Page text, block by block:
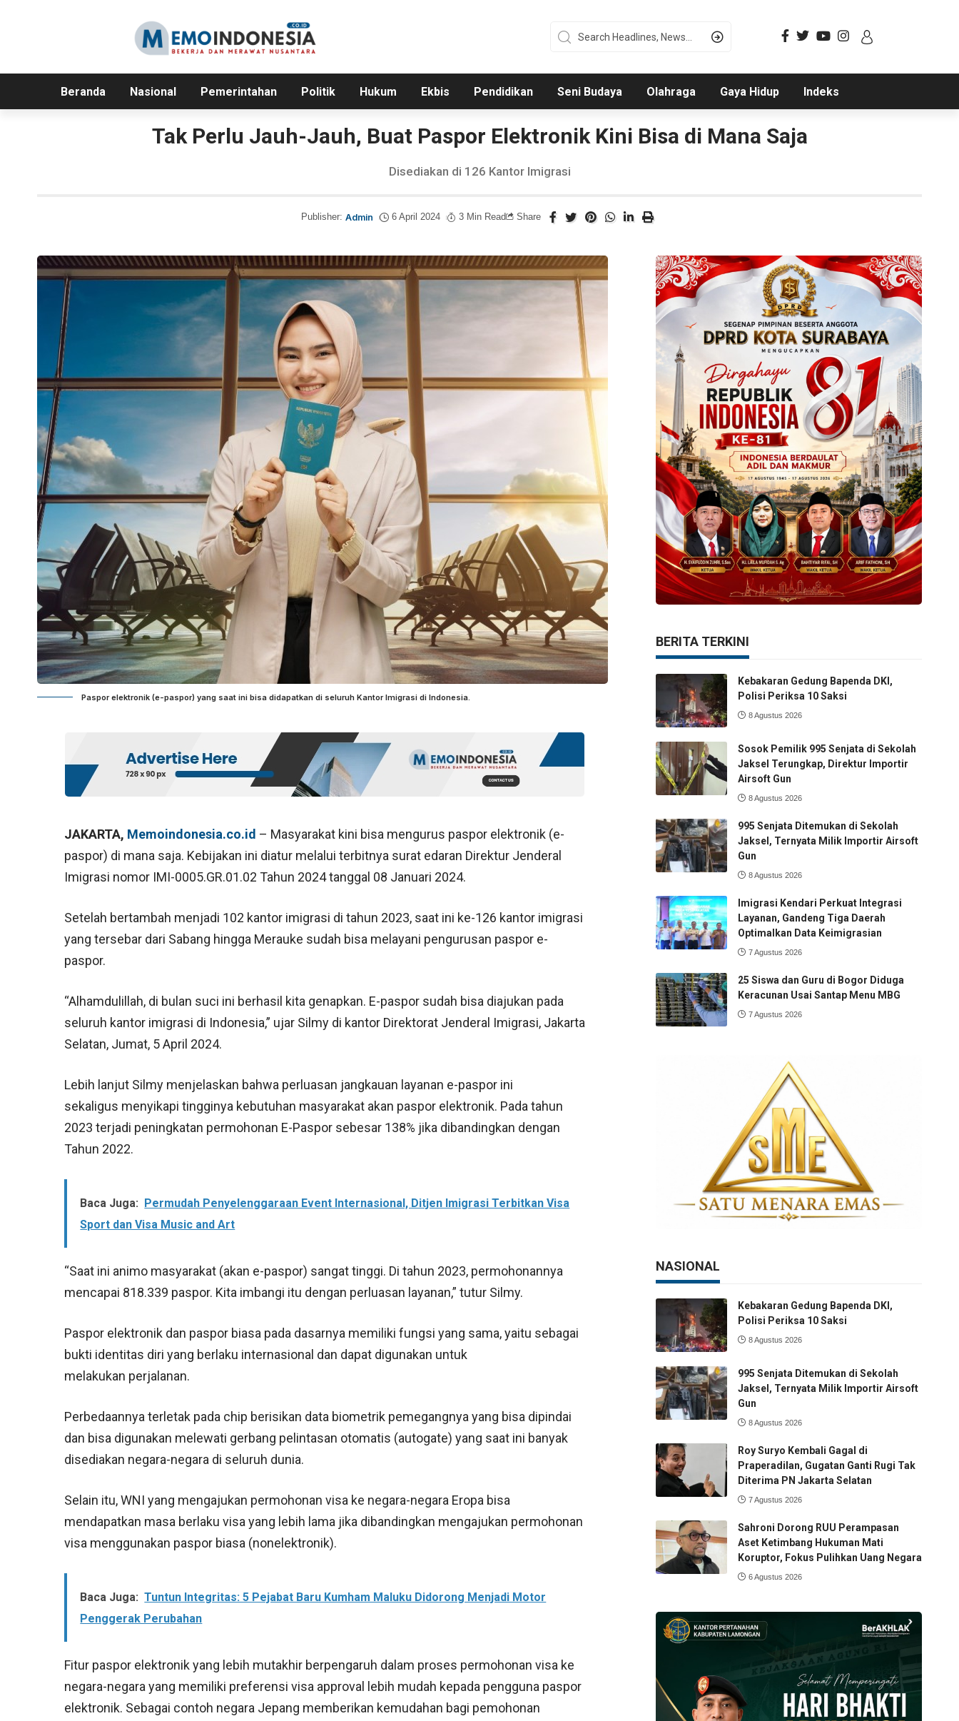
Beranda Nasional Pemerintahan Politik Hukum Ekbis Pendidikan Seni Budaya Olahraga Gaya Hidup Indeks
Tak Perlu Jauh-Jauh, Buat Paspor Elektronik Kini Bisa di Mana Saja
Disediakan di 126 Kantor Imigrasi
Publisher: Admin 6 April 2024 3 Min Read Share
Paspor elektronik (e-paspor) yang saat ini bisa didapatkan di seluruh Kantor Imigrasi di Indonesia.
JAKARTA, Memoindonesia.co.id – Masyarakat kini bisa mengurus paspor elektronik (e-
paspor) di mana saja. Kebijakan ini diatur melalui terbitnya surat edaran Direktur Jenderal
Imigrasi nomor IMI-0005.GR.01.02 Tahun 2024 tanggal 08 Januari 2024.
Setelah bertambah menjadi 102 kantor imigrasi di tahun 2023, saat ini ke-126 kantor imigrasi
yang tersebar dari Sabang hingga Merauke sudah bisa melayani pengurusan paspor e-
paspor.
“Alhamdulillah, di bulan suci ini berhasil kita genapkan. E-paspor sudah bisa diajukan pada
seluruh kantor imigrasi di Indonesia,” ujar Silmy di kantor Direktorat Jenderal Imigrasi, Jakarta
Selatan, Jumat, 5 April 2024.
Lebih lanjut Silmy menjelaskan bahwa perluasan jangkauan layanan e-paspor ini
sekaligus menyikapi tingginya kebutuhan masyarakat akan paspor elektronik. Pada tahun
2023 terjadi peningkatan permohonan E-Paspor sebesar 138% jika dibandingkan dengan
Tahun 2022.
Baca Juga:
Permudah Penyelenggaraan Event Internasional, Ditjen Imigrasi Terbitkan Visa
Sport dan Visa Music and Art
“Saat ini animo masyarakat (akan e-paspor) sangat tinggi. Di tahun 2023, permohonannya
mencapai 818.339 paspor. Kita imbangi itu dengan perluasan layanan,” tutur Silmy.
Paspor elektronik dan paspor biasa pada dasarnya memiliki fungsi yang sama, yaitu sebagai
bukti identitas diri yang berlaku internasional dan dapat digunakan untuk
melakukan perjalanan.
Perbedaannya terletak pada chip berisikan data biometrik pemegangnya yang bisa dipindai
dan bisa digunakan melewati gerbang pelintasan otomatis (autogate) yang saat ini banyak
disediakan negara-negara di seluruh dunia.
Selain itu, WNI yang mengajukan permohonan visa ke negara-negara Eropa bisa
mendapatkan masa berlaku visa yang lebih lama jika dibandingkan mengajukan permohonan
visa menggunakan paspor biasa (nonelektronik).
Baca Juga: Tuntun Integritas: 5 Pejabat Baru Kumham Maluku Didorong Menjadi Motor
Penggerak Perubahan
Fitur paspor elektronik yang lebih mutakhir berpengaruh dalam proses permohonan visa ke
negara-negara yang memiliki preferensi visa approval lebih mudah kepada pengguna paspor
elektronik. Sebagai contoh negara Jepang memberikan kemudahan bagi pemohonan
BERITA TERKINI
Kebakaran Gedung Bapenda DKI,
Polisi Periksa 10 Saksi
8 Agustus 2026
Sosok Pemilik 995 Senjata di Sekolah
Jaksel Terungkap, Direktur Importir
Airsoft Gun
8 Agustus 2026
995 Senjata Ditemukan di Sekolah
Jaksel, Ternyata Milik Importir Airsoft
Gun
8 Agustus 2026
Imigrasi Kendari Perkuat Integrasi
Layanan, Gandeng Tiga Daerah
Optimalkan Data Keimigrasian
7 Agustus 2026
25 Siswa dan Guru di Bogor Diduga
Keracunan Usai Santap Menu MBG
7 Agustus 2026
NASIONAL
Kebakaran Gedung Bapenda DKI,
Polisi Periksa 10 Saksi
8 Agustus 2026
995 Senjata Ditemukan di Sekolah
Jaksel, Ternyata Milik Importir Airsoft
Gun
8 Agustus 2026
Roy Suryo Kembali Gagal di
Praperadilan, Gugatan Ganti Rugi Tak
Diterima PN Jakarta Selatan
7 Agustus 2026
Sahroni Dorong RUU Perampasan
Aset Ketimbang Hukuman Mati
Koruptor, Fokus Pulihkan Uang Negara
6 Agustus 2026